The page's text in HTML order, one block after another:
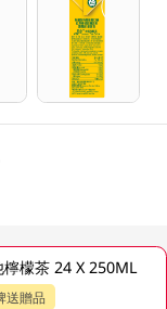
檸檬茶 24 X 250ML
送贈品